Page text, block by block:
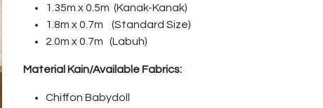
1.35m x 0.5m (Kanak-Kanak)
1.8m x 0.7m (Standard Size)
2.0m x 0.7m (Labuh)
Material Kain/Available Fabrics:
Chiffon Babydoll